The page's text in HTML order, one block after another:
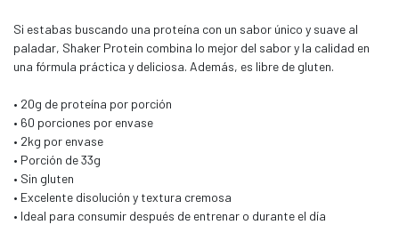
Si estabas buscando una proteína con un sabor único y suave al
paladar, Shaker Protein combina lo mejor del sabor y la calidad en
una fórmula práctica y deliciosa. Además, es libre de gluten.
• 20g de proteína por porción
• 60 porciones por envase
• 2kg por envase
• Porción de 33g
• Sin gluten
• Excelente disolución y textura cremosa
• Ideal para consumir después de entrenar o durante el día